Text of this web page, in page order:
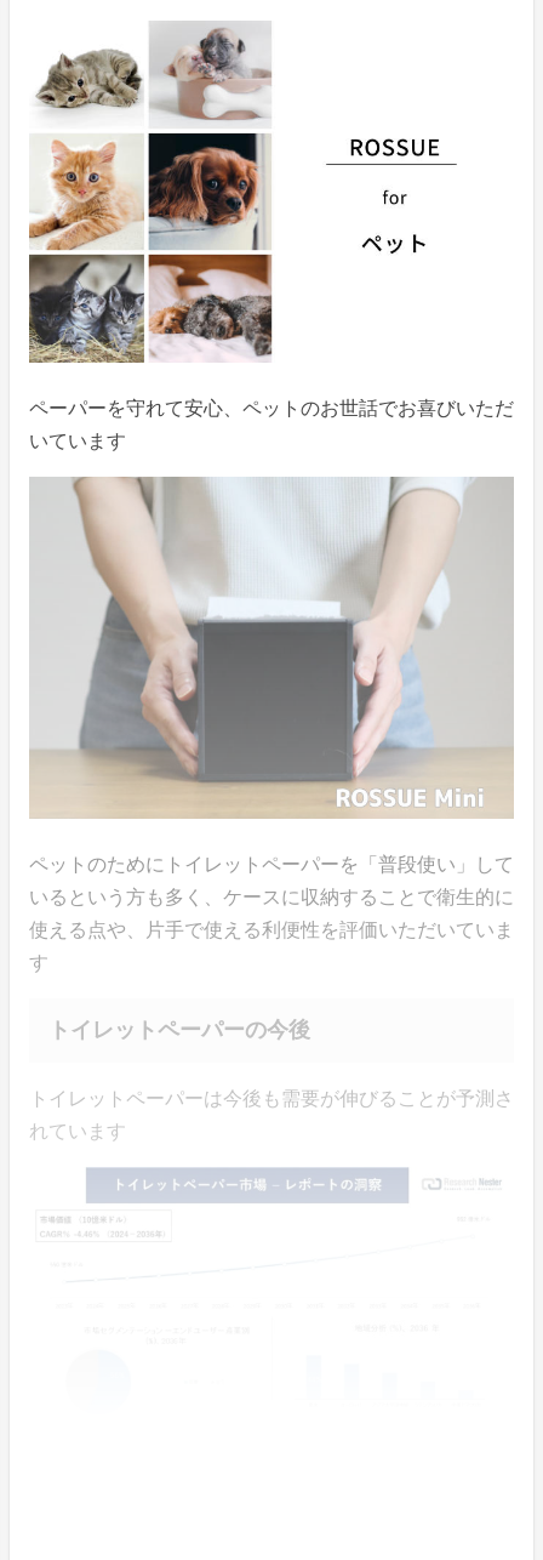
ペーパーを守れて安心、ペットのお世話でお喜びいただ
いています
ペットのためにトイレットペーパーを「普段使い」して
いるという方も多く、ケースに収納することで衛生的に
使える点や、片手で使える利便性を評価いただいていま
す
トイレットペーパーの今後
トイレットペーパーは今後も需要が伸びることが予測さ
れています